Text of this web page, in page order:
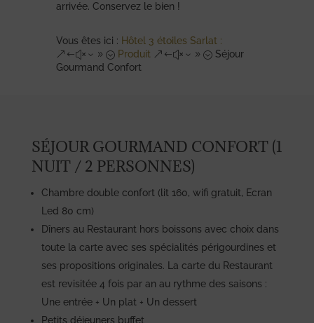
arrivée. Conservez le bien !
Vous êtes ici : Hôtel 3 étoiles Sarlat :
&#x39; Produit &#x39; Séjour
Gourmand Confort
SÉJOUR GOURMAND CONFORT (1
NUIT / 2 PERSONNES)
Chambre double confort (lit 160, wifi gratuit, Ecran
Led 80 cm)
Dîners au Restaurant hors boissons avec choix dans
toute la carte avec ses spécialités périgourdines et
ses propositions originales. La carte du Restaurant
est revisitée 4 fois par an au rythme des saisons :
Une entrée + Un plat + Un dessert
Petits déjeuners buffet